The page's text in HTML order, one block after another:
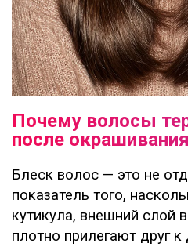
Почему волосы
после
Блеск волос — это не
показатель того,
кутикула, внешний слой
плотно прилегают друг к